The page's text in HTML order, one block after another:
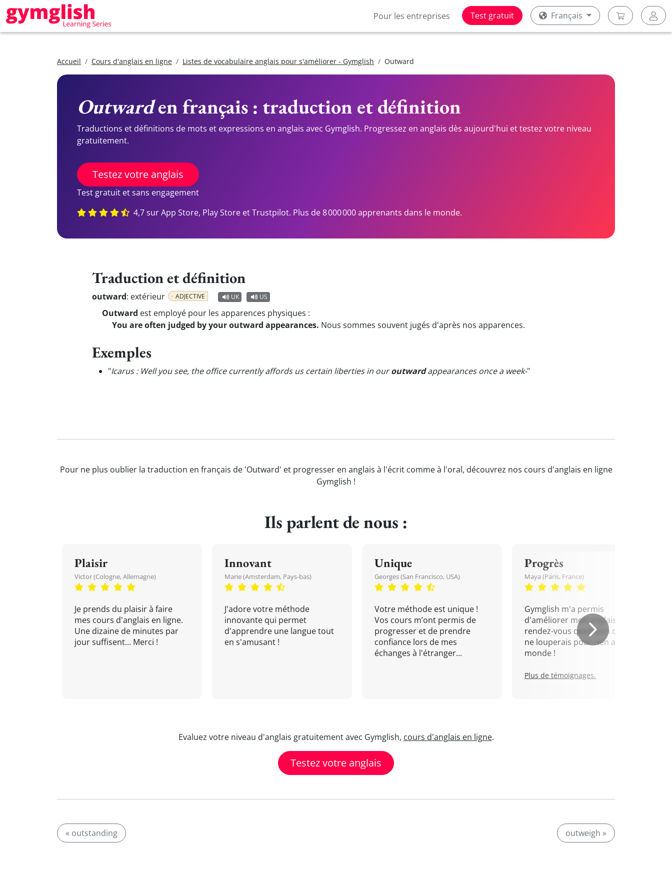
Pour les entreprises Test gratuit Français
Accueil Cours d'anglais en ligne Listes de vocabulaire anglais pour s'améliorer - Gymglish Outward
Outwarden français : traduction et définition
Traductions et définitions de mots et expressions en anglais avec Gymglish. Progressez en anglais dès aujourd'hui et testez votre niveau
gratuitement.
Testez votre anglais
Test gratuit et sans engagement
4,7 sur App Store, Play Store et Trustpilot. Plus de 8 000 000 apprenants dans le monde.
Traduction et définition
outward: extérieur ADJECTIVE UK US
Outward est employé pour les apparences physiques :
You are often judged by your outward appearances. Nous sommes souvent jugés d'après nos apparences.
Exemples
"Icarus : Well you see, the office currently affords us certain liberties in ouroutwardappearances once a week-"
Pour ne plus oublier la traduction en français de 'Outward' et progresser en anglais à l'écrit comme à l'oral, découvrez nos cours d'anglais en ligne
Gymglish !
Ils parlent de nous :
Plaisir
Victor (Cologne, Allemagne)
Je prends du plaisir à faire
mes cours d'anglais en ligne.
Une dizaine de minutes par
jour suffisent... Merci !
Innovant
Marie (Amsterdam, Pays-bas)
J'adore votre méthode
innovante qui permet
d'apprendre une langue tout
en s'amusant !
Unique
Georges (San Francisco, USA)
Votre méthode est unique !
Vos cours m’ont permis de
progresser et de prendre
confiance lors de mes
échanges à l'étranger...
Progrès
Maya (Paris, France)
Gymglish m'a permis
d'améliorer mon anglais. Un
rendez-vous quotidien que je
ne louperais pour rien au
monde !
Plus de témoignages.
Evaluez votre niveau d'anglais gratuitement avec Gymglish, cours d'anglais en ligne.
Testez votre anglais
« outstanding outweigh »